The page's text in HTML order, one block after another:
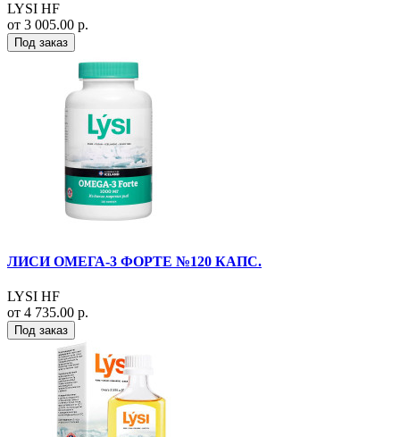
LYSI HF
от 3 005.00 р.
Под заказ
ЛИСИ ОМЕГА-3 ФОРТЕ №120 КАПС.
LYSI HF
от 4 735.00 р.
Под заказ